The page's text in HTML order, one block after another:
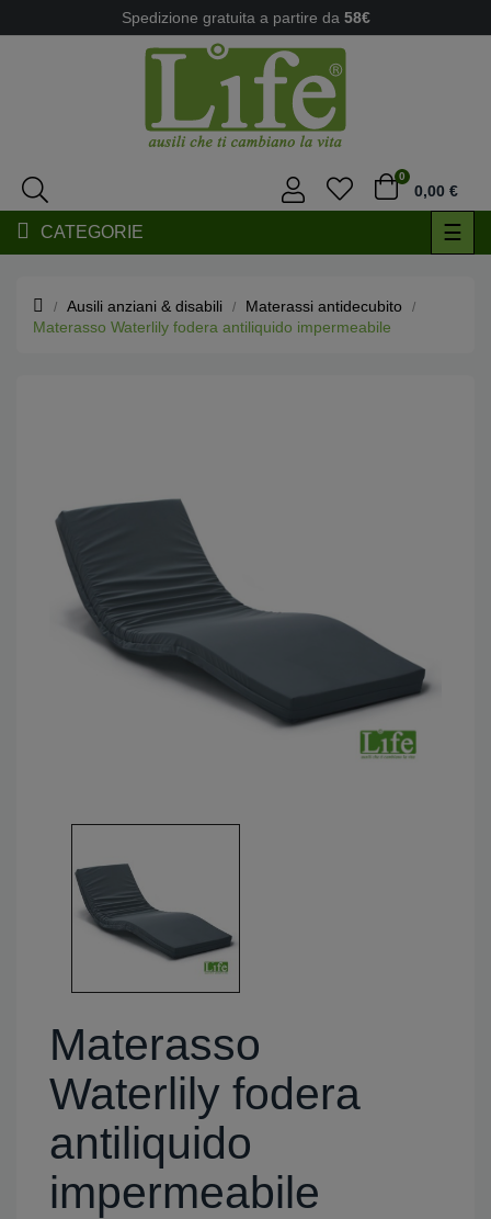
Spedizione gratuita a partire da 58€
0
0,00 €
CATEGORIE ☰
Ausili anziani & disabili
Materassi antidecubito
Materasso Waterlily fodera antiliquido impermeabile
Materasso
Waterlily fodera
antiliquido
impermeabile